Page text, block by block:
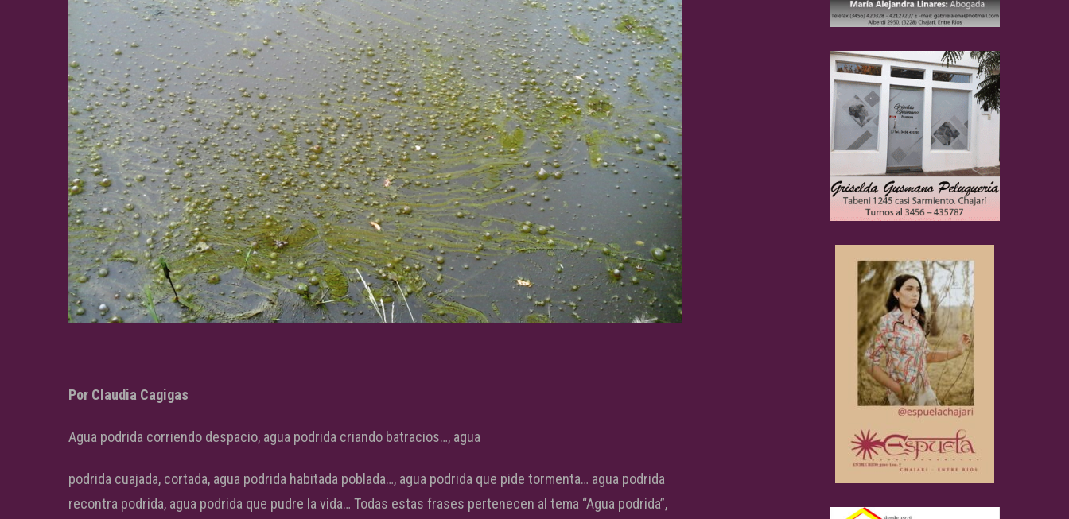
Por Claudia Cagigas
Agua podrida corriendo despacio, agua podrida criando batracios…, agua
podrida cuajada, cortada, agua podrida habitada poblada…, agua podrida que pide tormenta… agua podrida
recontra podrida, agua podrida que pudre la vida… Todas estas frases pertenecen al tema “Agua podrida”,